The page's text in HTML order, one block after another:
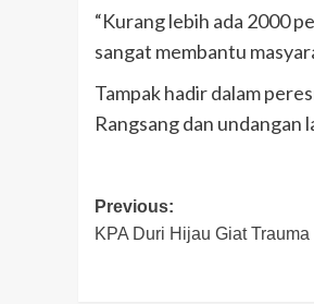
“Kurang lebih ada 2000
sangat membantu
Tampak hadir dalam
Rangsang dan undangan
Post
navigation
Previous:
KPA Duri Hijau Giat